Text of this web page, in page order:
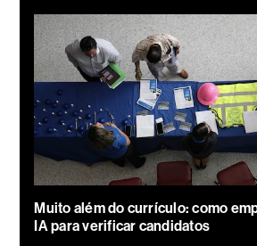
Muito além do currículo: como
IA para verificar candidatos